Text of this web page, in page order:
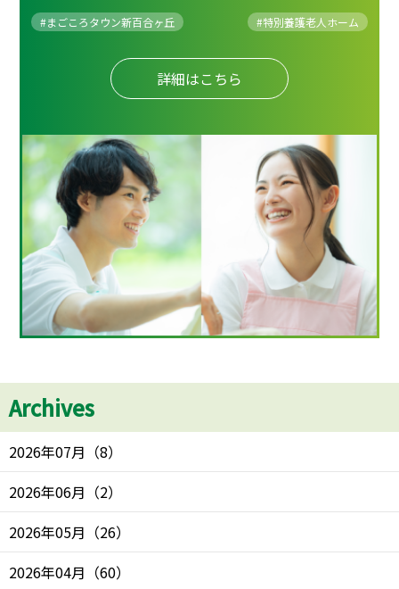
#まごころタウン新百合ヶ丘 #特別養護老人ホーム
詳細はこちら
Archives
2026年07月 （8）
2026年06月 （2）
2026年05月 （26）
2026年04月 （60）